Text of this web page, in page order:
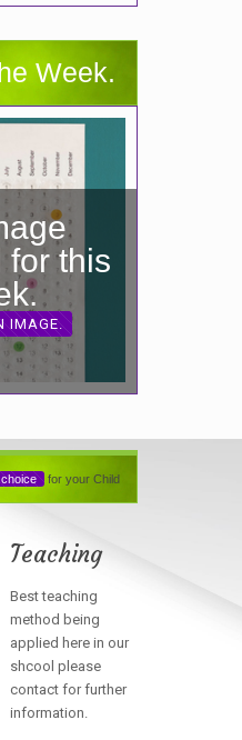
Week.
for this
IMAGE.
for your Child
Teaching
Best teaching
method being
applied here in our
shcool please
contact for further
information.